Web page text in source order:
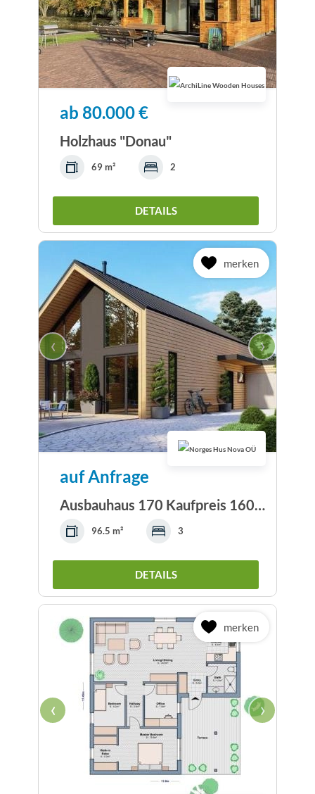
ab 80.000 €
Holzhaus "Donau"
69 m² 2
DETAILS
merken
‹ ›
auf Anfrage
Ausbauhaus 170 Kaufpreis 160.220.-- € inkl. 19%...
96.5 m² 3
DETAILS
merken
‹ ›